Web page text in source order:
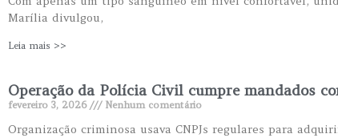
Marília divulgou,
Leia mais >>
Operação da Polícia Civil cumpre mandados
fevereiro 3, 2026 Nenhum comentário
Organização criminosa usava CNPJs regulares para